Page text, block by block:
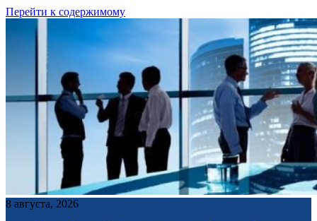
Перейти к содержимому
8 августа, 2026